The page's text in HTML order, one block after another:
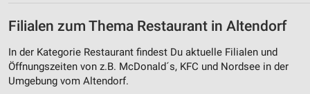
Filialen zum Thema Restaurant in Altendorf
In der Kategorie Restaurant findest Du aktuelle Filialen und
Öffnungszeiten von z.B. McDonald´s, KFC und Nordsee in der
Umgebung vom Altendorf.